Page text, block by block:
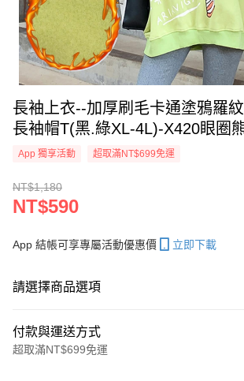
長袖上衣--加厚刷毛卡通塗鴉羅
長袖帽T(黑.綠XL-4L)-X420眼圈
App 獨享活動 超取滿NT$699免運
NT$1,180
NT$590
App 結帳可享專屬活動優惠價 立即下載
請選擇商品選項
付款與運送方式
超取滿NT$699免運